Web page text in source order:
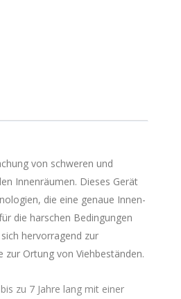
von schweren und
Innenräumen. Dieses Gerät
die eine genaue Innen-
die harschen Bedingungen
hervorragend zur
Ortung von Viehbeständen.
zu 7 Jahre lang mit einer